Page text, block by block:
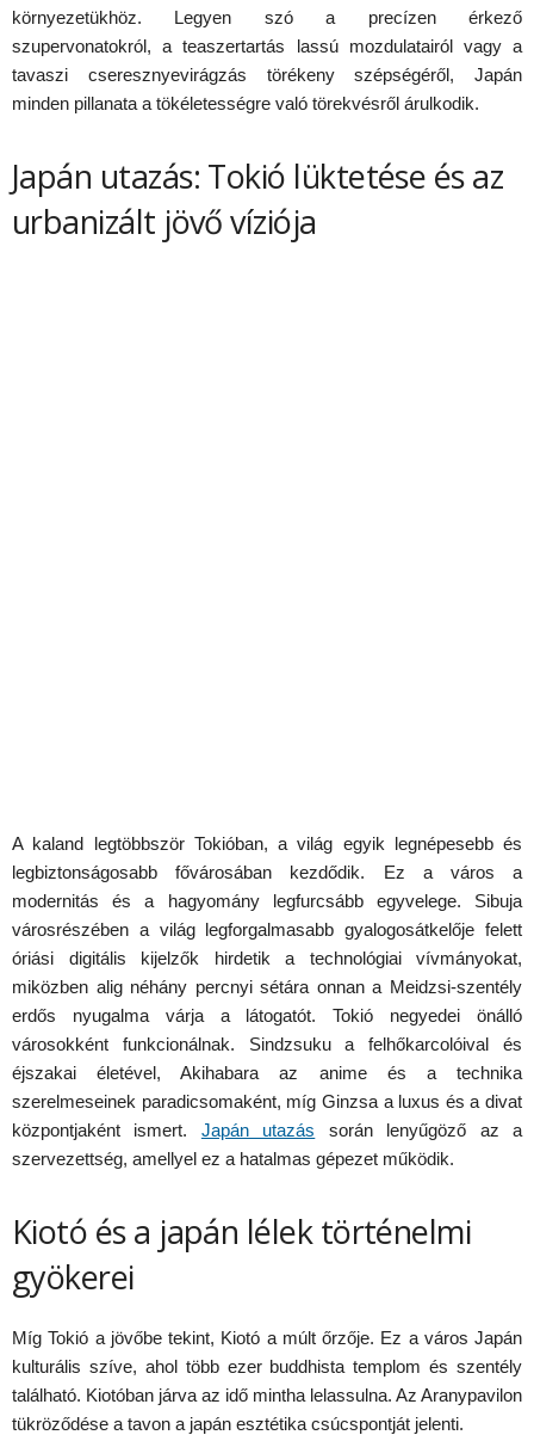
környezetükhöz. Legyen szó a precízen érkező
szupervonatokról, a teaszertartás lassú mozdulatairól vagy a
tavaszi cseresznyevirágzás törékeny szépségéről, Japán
minden pillanata a tökéletességre való törekvésről árulkodik.
Japán utazás: Tokió lüktetése és az
urbanizált jövő víziója
A kaland legtöbbször Tokióban, a világ egyik legnépesebb és
legbiztonságosabb fővárosában kezdődik. Ez a város a
modernitás és a hagyomány legfurcsább egyvelege. Sibuja
városrészében a világ legforgalmasabb gyalogosátkelője felett
óriási digitális kijelzők hirdetik a technológiai vívmányokat,
miközben alig néhány percnyi sétára onnan a Meidzsi-szentély
erdős nyugalma várja a látogatót. Tokió negyedei önálló
városokként funkcionálnak. Sindzsuku a felhőkarcolóival és
éjszakai életével, Akihabara az anime és a technika
szerelmeseinek paradicsomaként, míg Ginzsa a luxus és a divat
központjaként ismert. Japán utazás során lenyűgöző az a
szervezettség, amellyel ez a hatalmas gépezet működik.
Kiotó és a japán lélek történelmi
gyökerei
Míg Tokió a jövőbe tekint, Kiotó a múlt őrzője. Ez a város Japán
kulturális szíve, ahol több ezer buddhista templom és szentély
található. Kiotóban járva az idő mintha lelassulna. Az Aranypavilon
tükröződése a tavon a japán esztétika csúcspontját jelenti.